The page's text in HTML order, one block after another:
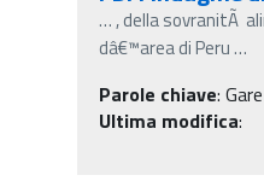
…, della sovranitÃ
dâ€™area di Peru…
Parole chiave: Gare
Ultima modifica: